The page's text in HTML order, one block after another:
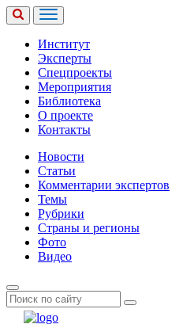
Институт
Эксперты
Спецпроекты
Мероприятия
Библиотека
О проекте
Контакты
Новости
Статьи
Комментарии экспертов
Темы
Рубрики
Страны и регионы
Фото
Видео